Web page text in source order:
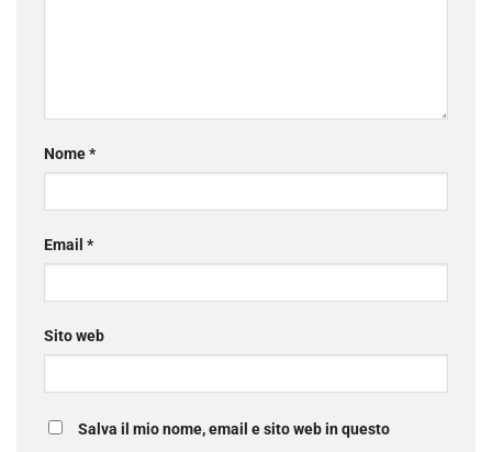
Nome*
Email*
Sito web
Salva il mio nome, email e sito web in questo